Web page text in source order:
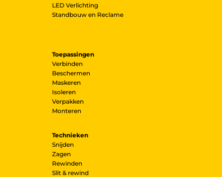
LED Verlichting
Standbouw en Reclame
Toepassingen
Verbinden
Beschermen
Maskeren
Isoleren
Verpakken
Monteren
Technieken
Snijden
Zagen
Rewinden
Slit & rewind